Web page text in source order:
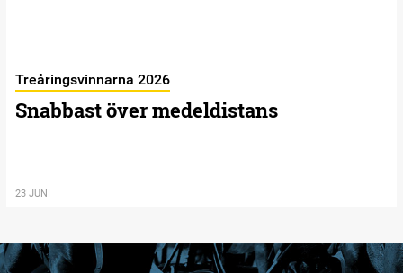
Treåringsvinnarna 2026
Snabbast över medeldistans
23 JUNI